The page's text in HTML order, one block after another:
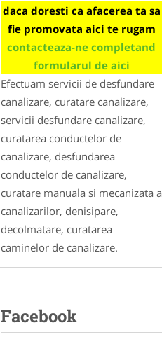
daca doresti ca afacerea ta sa
fie promovata aici te rugam
contacteaza-ne completand
formularul de aici
Efectuam servicii de desfundare
canalizare, curatare canalizare,
servicii desfundare canalizare,
curatarea conductelor de
canalizare, desfundarea
conductelor de canalizare,
curatare manuala si mecanizata a
canalizarilor, denisipare,
decolmatare, curatarea
caminelor de canalizare.
Facebook